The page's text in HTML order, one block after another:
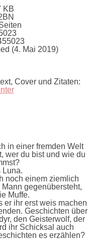
KB
(4. Mai 2019)
Cover und Zitaten:
in einer fremden Welt
wer du bist und wie du
Luna.
noch einem ziemlich
gegenübersteht,
Muffe.
er ihr erst weis machen
Geschichten über
den Geisterwolf, der
ihr Schicksal auch
es erzählen?